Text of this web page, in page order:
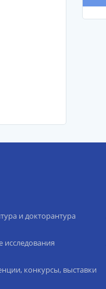
и докторантура
исследования
конкурсы, выставки